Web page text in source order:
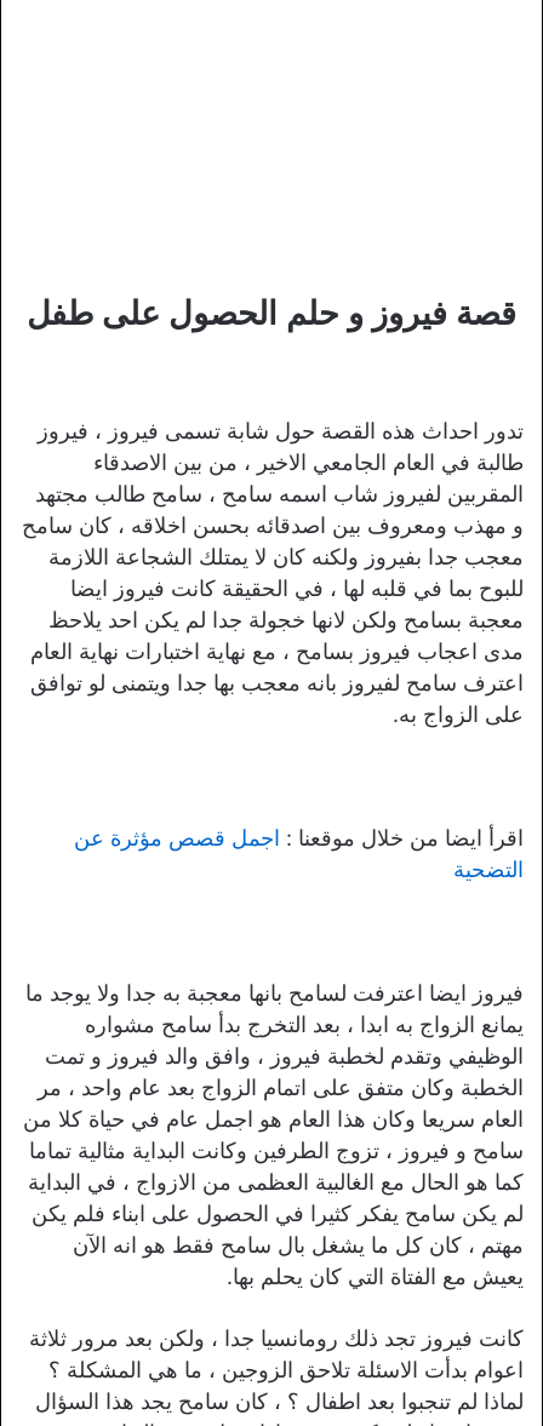
قصة فيروز و حلم الحصول على طفل
تدور احداث هذه القصة حول شابة تسمى فيروز ، فيروز
طالبة في العام الجامعي الاخير ، من بين الاصدقاء
المقربين لفيروز شاب اسمه سامح ، سامح طالب مجتهد
و مهذب ومعروف بين اصدقائه بحسن اخلاقه ، كان سامح
معجب جدا بفيروز ولكنه كان لا يمتلك الشجاعة اللازمة
للبوح بما في قلبه لها ، في الحقيقة كانت فيروز ايضا
معجبة بسامح ولكن لانها خجولة جدا لم يكن احد يلاحظ
مدى اعجاب فيروز بسامح ، مع نهاية اختبارات نهاية العام
اعترف سامح لفيروز بانه معجب بها جدا ويتمنى لو توافق
على الزواج به.
اقرأ ايضا من خلال موقعنا : اجمل قصص مؤثرة عن
التضحية
فيروز ايضا اعترفت لسامح بانها معجبة به جدا ولا يوجد ما
يمانع الزواج به ابدا ، بعد التخرج بدأ سامح مشواره
الوظيفي وتقدم لخطبة فيروز ، وافق والد فيروز و تمت
الخطبة وكان متفق على اتمام الزواج بعد عام واحد ، مر
العام سريعا وكان هذا العام هو اجمل عام في حياة كلا من
سامح و فيروز ، تزوج الطرفين وكانت البداية مثالية تماما
كما هو الحال مع الغالبية العظمى من الازواج ، في البداية
لم يكن سامح يفكر كثيرا في الحصول على ابناء فلم يكن
مهتم ، كان كل ما يشغل بال سامح فقط هو انه الآن
يعيش مع الفتاة التي كان يحلم بها.
كانت فيروز تجد ذلك رومانسيا جدا ، ولكن بعد مرور ثلاثة
اعوام بدأت الاسئلة تلاحق الزوجين ، ما هي المشكلة ؟
لماذا لم تنجبوا بعد اطفال ؟ ، كان سامح يجد هذا السؤال